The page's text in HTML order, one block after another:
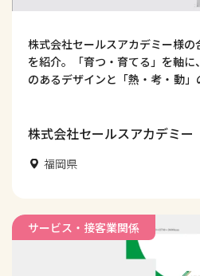
株式会社セールスアカデミー様
を紹介。「育つ・育てる」を軸
のあるデザインと「熱・考・動
株式会社セールスアカデミー
福岡県
サービス・接客業関係